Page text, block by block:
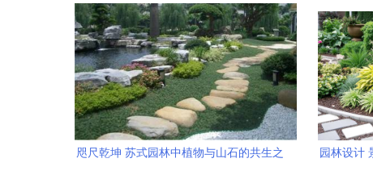
咫尺乾坤 苏式园林中植物与山石的共生之
园林设计